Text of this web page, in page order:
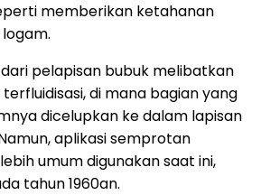
memberikan ketahanan
pelapisan bubuk melibatkan
di mana bagian yang
dicelupkan ke dalam lapisan
aplikasi semprotan
umum digunakan saat ini,
tahun 1960an.